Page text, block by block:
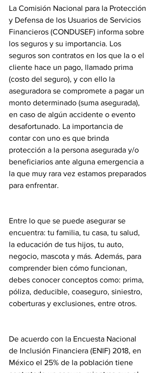
La Comisión Nacional para la Protección
y Defensa de los Usuarios de Servicios
Financieros (CONDUSEF) informa sobre
los seguros y su importancia. Los
seguros son contratos en los que la o el
cliente hace un pago, llamado prima
(costo del seguro), y con ello la
aseguradora se compromete a pagar un
monto determinado (suma asegurada),
en caso de algún accidente o evento
desafortunado. La importancia de
contar con uno es que brinda
protección a la persona asegurada y/o
beneficiarios ante alguna emergencia a
la que muy rara vez estamos preparados
para enfrentar.
Entre lo que se puede asegurar se
encuentra: tu familia, tu casa, tu salud,
la educación de tus hijos, tu auto,
negocio, mascota y más. Además, para
comprender bien cómo funcionan,
debes conocer conceptos como: prima,
póliza, deducible, coaseguro, siniestro,
coberturas y exclusiones, entre otros.
De acuerdo con la Encuesta Nacional
de Inclusión Financiera (ENIF) 2018, en
México el 25% de la población tiene